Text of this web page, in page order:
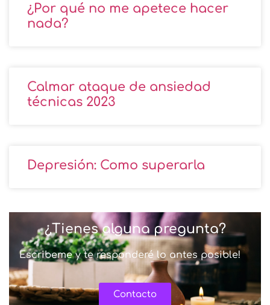
¿Por qué no me apetece hacer
nada?
Calmar ataque de ansiedad
técnicas 2023
Depresión: Como superarla
¿Tienes alguna pregunta?
Escribeme y te responderé lo antes posible!
Contacto